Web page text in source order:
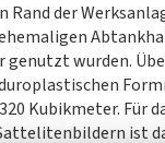
Rand der
genutzt wurden.
Kubikmeter. Für
ist